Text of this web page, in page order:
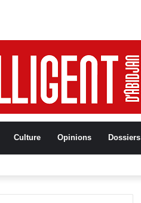
Culture Opinions Dossiers
aux femmes de Morondo